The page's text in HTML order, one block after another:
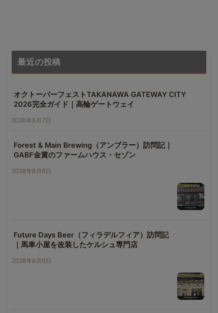
最近の投稿
オクトーバーフェストTAKANAWA GATEWAY CITY
2026完全ガイド｜高輪ゲートウェイ
2026年8月7日
Forest & Main Brewing（アンブラー）訪問記｜
GABF金賞のファームハウス・セゾン
2026年8月6日
Future Days Beer（フィラデルフィア）訪問記
｜馬車小屋を改装したケルシュ専門店
2026年8月6日